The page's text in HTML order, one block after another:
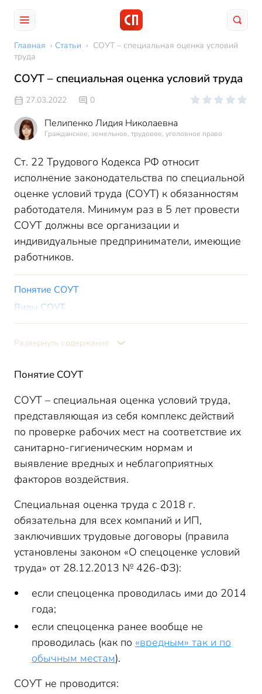
Главная › Статьи › СОУТ – специальная оценка условий
труда
СОУТ – специальная оценка условий труда
27.03.2022 0
Пелипенко Лидия Николаевна
Гражданское, земельное, трудовое, уголовное право
Ст. 22 Трудового Кодекса РФ относит
исполнение законодательства по специальной
оценке условий труда (СОУТ) к обязанностям
работодателя. Минимум раз в 5 лет провести
СОУТ должны все организации и
индивидуальные предприниматели, имеющие
работников.
Понятие СОУТ
Виды СОУТ
Как организуется спецоценка
Порядок проведения СОУТ
Цена СОУТ
Декларирование
Форма декларации СОУТ (образец)
Развернуть содержание
Понятие СОУТ
СОУТ – специальная оценка условий труда,
представляющая из себя комплекс действий
по проверке рабочих мест на соответствие их
санитарно-гигиеническим нормам и
выявление вредных и неблагоприятных
факторов воздействия.
Специальная оценка труда с 2018 г.
обязательна для всех компаний и ИП,
заключивших трудовые договоры (правила
установлены законом «О спецоценке условий
труда» от 28.12.2013 № 426-ФЗ):
если спецоценка проводилась ими до 2014
года;
если спецоценка ранее вообще не
проводилась (как по «вредным» так и по
обычным местам).
СОУТ не проводится: